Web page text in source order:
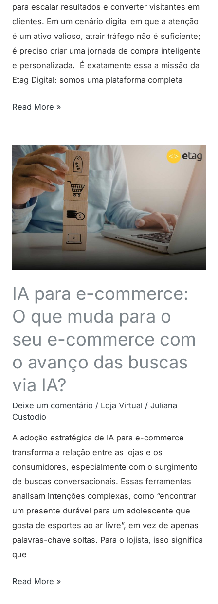
para escalar resultados e converter visitantes em
clientes. Em um cenário digital em que a atenção
é um ativo valioso, atrair tráfego não é suficiente;
é preciso criar uma jornada de compra inteligente
e personalizada. É exatamente essa a missão da
Etag Digital: somos uma plataforma completa
Read More »
IA para e-commerce:
O que muda para o
seu e-commerce com
o avanço das buscas
via IA?
Deixe um comentário / Loja Virtual /Juliana
Custodio
A adoção estratégica de IA para e-commerce
transforma a relação entre as lojas e os
consumidores, especialmente com o surgimento
de buscas conversacionais. Essas ferramentas
analisam intenções complexas, como “encontrar
um presente durável para um adolescente que
gosta de esportes ao ar livre”, em vez de apenas
palavras-chave soltas. Para o lojista, isso significa
que
para
commerce:
O
que
o
e-
commerce
com
o
das
buscas
IA?
Read More »